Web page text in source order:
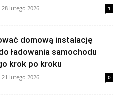
28 lutego 2026 1
domową instalację
ładowania samochodu
krok po kroku
21 lutego 2026 0